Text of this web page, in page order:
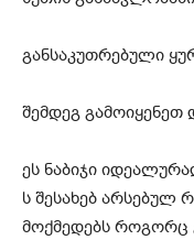
განსაკუთრებული
შემდეგ გამოიყენეთ
ეს ნაბიჯი
ს შესახებ არსებულ
მოქმედებს